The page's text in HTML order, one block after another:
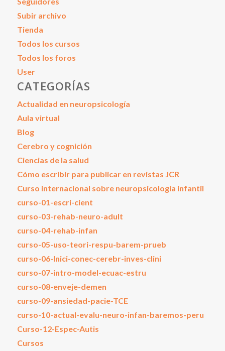
Subir archivo
Tienda
Todos los cursos
Todos los foros
User
CATEGORÍAS
Actualidad en neuropsicología
Aula virtual
Blog
Cerebro y cognición
Ciencias de la salud
Cómo escribir para publicar en revistas JCR
Curso internacional sobre neuropsicología infantil
curso-01-escri-cient
curso-03-rehab-neuro-adult
curso-04-rehab-infan
curso-05-uso-teori-respu-barem-prueb
curso-06-Inici-conec-cerebr-inves-clini
curso-07-intro-model-ecuac-estru
curso-08-enveje-demen
curso-09-ansiedad-pacie-TCE
curso-10-actual-evalu-neuro-infan-baremos-peru
Curso-12-Espec-Autis
Cursos